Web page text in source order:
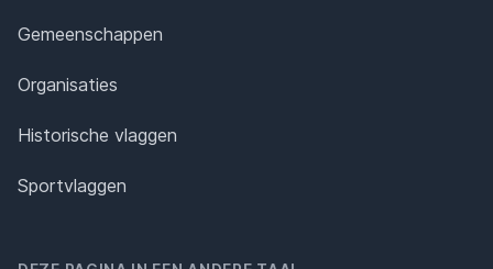
Gemeenschappen
Organisaties
Historische vlaggen
Sportvlaggen